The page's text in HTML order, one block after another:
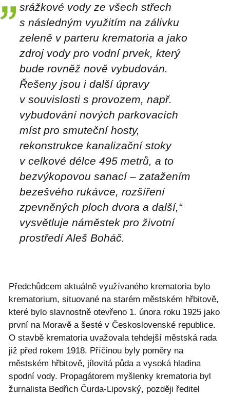
srážkové vody ze všech střech
s následným využitím na zálivku
zeleně v parteru krematoria a jako
zdroj vody pro vodní prvek, který
bude rovněž nově vybudován.
Řešeny jsou i další úpravy
v souvislosti s provozem, např.
vybudování nových parkovacích
míst pro smuteční hosty,
rekonstrukce kanalizační stoky
v celkové délce 495 metrů, a to
bezvýkopovou sanací – zatažením
bezešvého rukávce, rozšíření
zpevněných ploch dvora a další,“
vysvětluje náměstek pro životní
prostředí Aleš Boháč.
Předchůdcem aktuálně využívaného krematoria bylo
krematorium, situované na starém městském hřbitově,
které bylo slavnostně otevřeno 1. února roku 1925 jako
první na Moravě a šesté v Československé republice.
O stavbě krematoria uvažovala tehdejší městská rada
již před rokem 1918. Příčinou byly poměry na
městském hřbitově, jílovitá půda a vysoká hladina
spodní vody. Propagátorem myšlenky krematoria byl
žurnalista Bedřich Čurda-Lipovský, později ředitel